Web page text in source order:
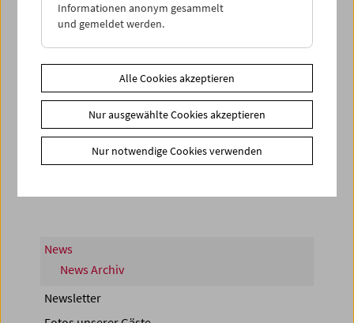
< zurück zur Übersicht
News
News Archiv
Newsletter
Informationen anonym gesammelt
und gemeldet werden.
Alle Cookies akzeptieren
Nur ausgewählte Cookies akzeptieren
Nur notwendige Cookies verwenden